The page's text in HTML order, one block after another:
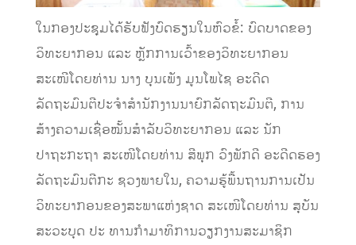
ໃນກອງປະຊຸມໄດ້ຮັບຟັງບົດຮຽນໃນຫົວຂໍ້: ບົດບາດຂອງ
ວິທະຍາກອນ ແລະ ຫຼັກການເວົ້າຂອງວິທະຍາກອນ
ສະເໜີໂດຍທ່ານ ນາງ ບຸນເພັງ ມູນໂພໄຊ ອະດີດ
ລັດຖະມົນຕີປະຈຳສຳນັກງານນາຍົກລັດຖະມົນຕີ, ການ
ສ້າງຄວາມເຊື່ອໝັ້ນສຳລັບວິທະຍາກອນ ແລະ ນັກ
ປາຖະກະຖາ ສະເໜີໂດຍທ່ານ ສີພຸກ ວົງພັກດີ ອະດີດຮອງ
ລັດຖະມົນຕີກະ ຊວງພາຍໃນ, ຄວາມຮູ້ພື້ນຖານການເປັນ
ວິທະຍາກອນຂອງສະພາແຫ່ງຊາດ ສະເໜີໂດຍທ່ານ ສຸບັນ
ສະວະບຸດ ປະ ທານກຳມາທິການວຽກງານສະມາຊິກ